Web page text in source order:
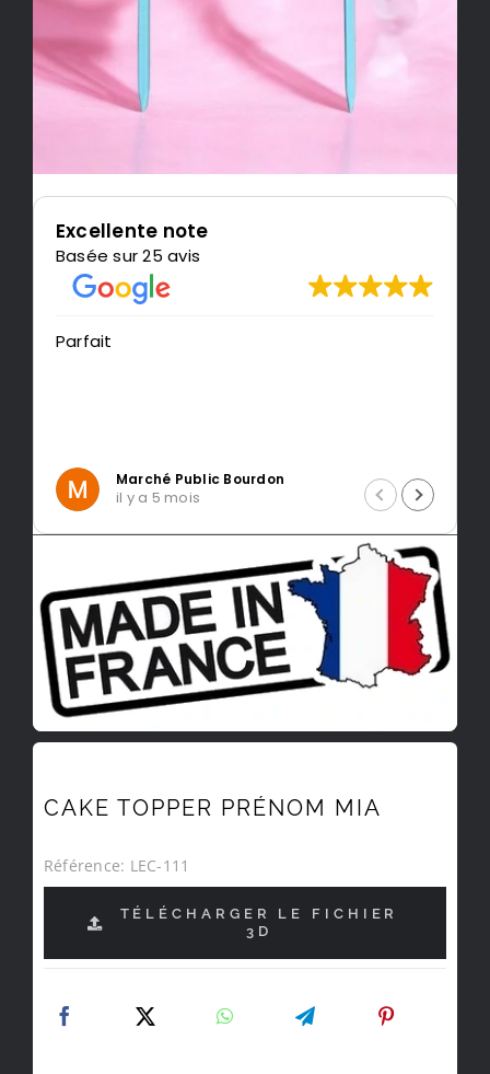
Excellente note
Basée sur 25 avis
Intragest Etude
CAKE TOPPER PRÉNOM MIA
Référence: LEC-111
TÉLÉCHARGER LE FICHIER
3D